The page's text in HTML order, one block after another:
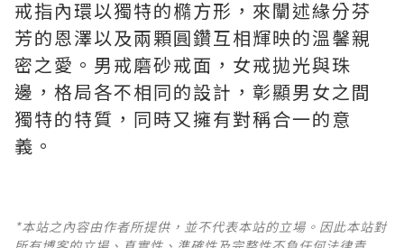
戒指內環以獨特的橢方形，來闡述緣分芬
芳的恩澤以及兩顆圓鑽互相輝映的溫馨親
密之愛。男戒磨砂戒面，女戒拋光與珠
邊，格局各不相同的設計，彰顯男女之間
獨特的特質，同時又擁有對稱合一的意
義。
*本站之內容由作者所提供，並不代表本站的立場。因此本站對